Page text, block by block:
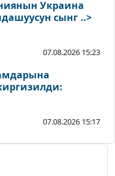
Украина
сынг ..>
07.08.2026 15:23
07.08.2026 15:17